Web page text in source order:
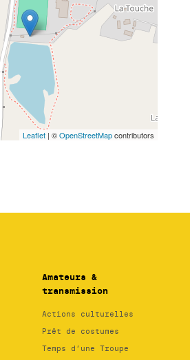
Amateurs &
transmission
Actions culturelles
Prêt de costumes
Temps d’une Troupe